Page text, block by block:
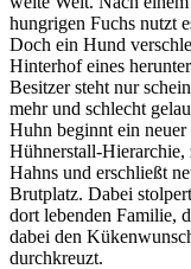
hungrigen Fuchs nutzt
Doch ein Hund
Hinterhof eines
Besitzer steht nur
mehr und schlecht
Huhn beginnt ein
Hühnerstall-Hierarchie,
Hahns und erschließt
Brutplatz. Dabei
dort lebenden Familie,
dabei den
durchkreuzt.